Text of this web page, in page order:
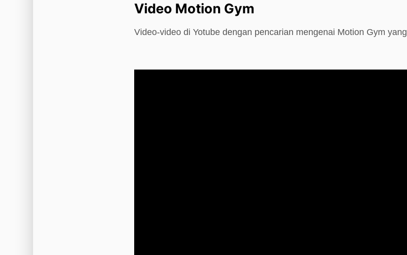
Video Motion Gym
Video-video di Yotube dengan pencarian mengenai Motion Gym